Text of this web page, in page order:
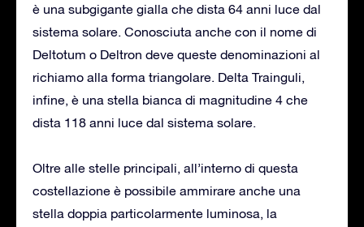
è una subgigante gialla che dista 64 anni luce dal
sistema solare. Conosciuta anche con il nome di
Deltotum o Deltron deve queste denominazioni al
richiamo alla forma triangolare. Delta Trainguli,
infine, è una stella bianca di magnitudine 4 che
dista 118 anni luce dal sistema solare.
Oltre alle stelle principali, all’interno di questa
costellazione è possibile ammirare anche una
stella doppia particolarmente luminosa, la